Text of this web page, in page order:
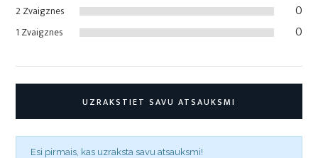
2 Zvaigznes 0
1 Zvaigznes 0
UZRAKSTIET SAVU ATSAUKSMI
Esi pirmais, kas uzraksta savu atsauksmi!